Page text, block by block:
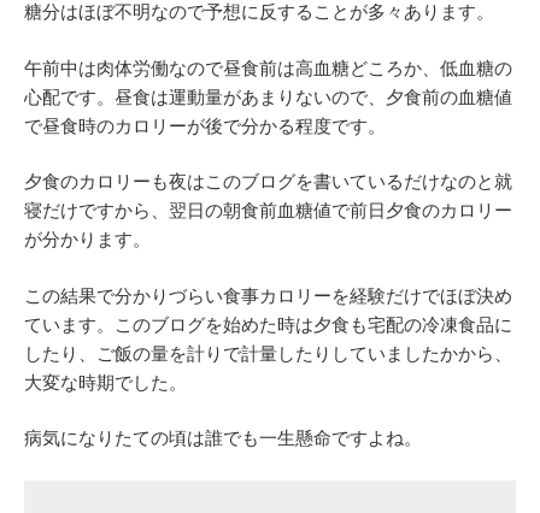
糖分はほぼ不明なので予想に反することが多々あります。
午前中は肉体労働なので昼食前は高血糖どころか、低血糖の
心配です。昼食は運動量があまりないので、夕食前の血糖値
で昼食時のカロリーが後で分かる程度です。
夕食のカロリーも夜はこのブログを書いているだけなのと就
寝だけですから、翌日の朝食前血糖値で前日夕食のカロリー
が分かります。
この結果で分かりづらい食事カロリーを経験だけでほぼ決め
ています。このブログを始めた時は夕食も宅配の冷凍食品に
したり、ご飯の量を計りで計量したりしていましたかから、
大変な時期でした。
病気になりたての頃は誰でも一生懸命ですよね。